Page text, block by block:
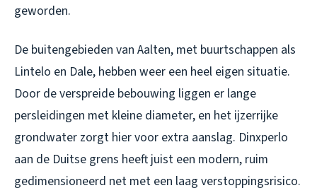
geworden.
De buitengebieden van Aalten, met buurtschappen als
Lintelo en Dale, hebben weer een heel eigen situatie.
Door de verspreide bebouwing liggen er lange
persleidingen met kleine diameter, en het ijzerrijke
grondwater zorgt hier voor extra aanslag. Dinxperlo
aan de Duitse grens heeft juist een modern, ruim
gedimensioneerd net met een laag verstoppingsrisico.